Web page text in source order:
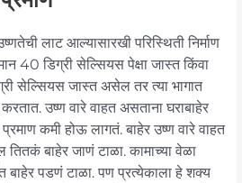
लाट आल्यासारखी परिस्थिती निर्माण
40 डिग्री सेल्सियस पेक्षा जास्त किंवा
सेल्सियस जास्त असेल तर त्या भागात
उष्ण वारे वाहत असताना घराबाहेर
कमी होऊ लागतं. बाहेर उष्ण वारे वाहत
बाहेर जाणं टाळा. कामाच्या वेळा
बाहेर पडणं टाळा. पण प्रत्येकाला हे शक्य